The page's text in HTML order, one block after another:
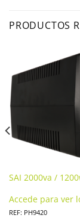
PRODUCTOS
SAI 2000va /
Accede para ver
REF: PH9420